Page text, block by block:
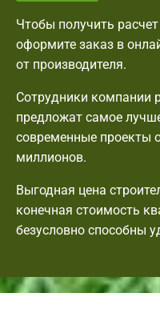
Чтобы получить
оформите заказ в
от производителя.
Сотрудники компании
предложат самое
современные проекты
миллионов.
Выгодная цена
конечная стоимость
безусловно способны